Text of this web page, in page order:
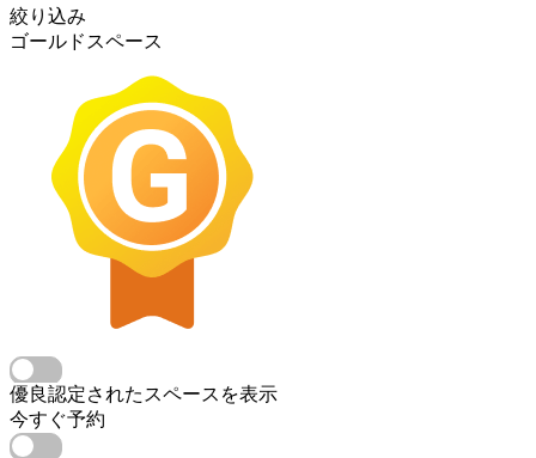
絞り込み
ゴールドスペース
優良認定されたスペースを表示
今すぐ予約